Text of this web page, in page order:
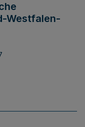
Westfalen-